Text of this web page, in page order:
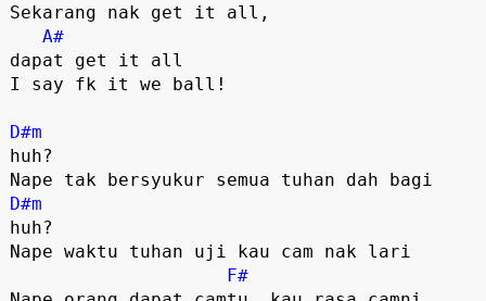
Sekarang nak get it all,
A#
dapat get it all
I say fk it we ball!
D#m
huh?
D#m
huh?
Nape waktu tuhan uji kau cam nak lari
F#